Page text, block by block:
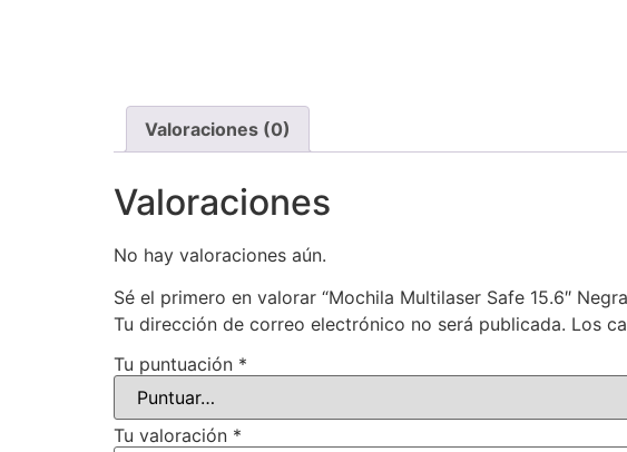
Valoraciones (0)
Valoraciones
No hay valoraciones aún.
Sé el primero en valorar “Mochila Multilaser Safe 15.6″
Tu dirección de correo electrónico no será publicada. Los
Tu puntuación *
Tu valoración *